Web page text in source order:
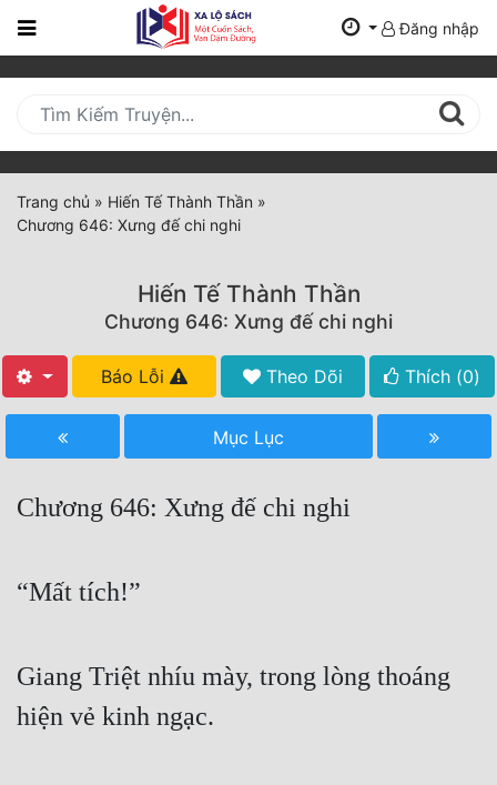
Trang
Mới
Cập
Nhật
(current)
Tất Cả
Hoàn Thành
Truyện Dịch
Truyện Nhập Môn
Đăng nhập
Trang chủ » Hiến Tế Thành Thần »
Chương 646: Xưng đế chi nghi
Hiến Tế Thành Thần
Chương 646: Xưng đế chi nghi
Báo Lỗi Theo Dõi Thích (0)
Mục Lục
Chương 646: Xưng đế chi nghi
“Mất tích!”
Giang Triệt nhíu mày, trong lòng thoáng
hiện vẻ kinh ngạc.